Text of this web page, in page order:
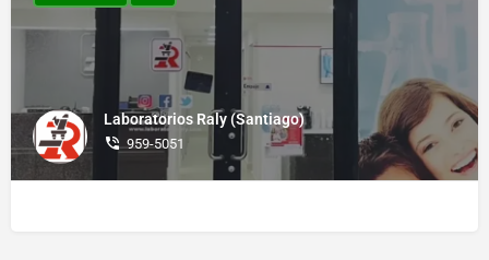
Laboratorios Raly (Santiago)
959-5051